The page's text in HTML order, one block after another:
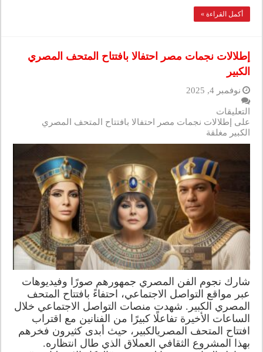
أكمل القراءة »
إطلالات نجمات مصر احتفالا بافتتاح المتحف المصري
الكبير
نوفمبر 4, 2025
التعليقات
على إطلالات نجمات مصر احتفالا بافتتاح المتحف المصري
الكبير مغلقة
شارك نجوم الفن المصري جمهورهم صورًا وفيديوهات
عبر مواقع التواصل الاجتماعي، احتفاءً بافتتاح المتحف
المصري الكبير. شهدت منصات التواصل الاجتماعي خلال
الساعات الأخيرة تفاعلًا كبيرًا من الفنانين مع اقتراب
افتتاح المتحف المصريالكبير، حيث أبدى كثيرون فخرهم
بهذا المشروع الثقافي العملاق الذي طال انتظاره.